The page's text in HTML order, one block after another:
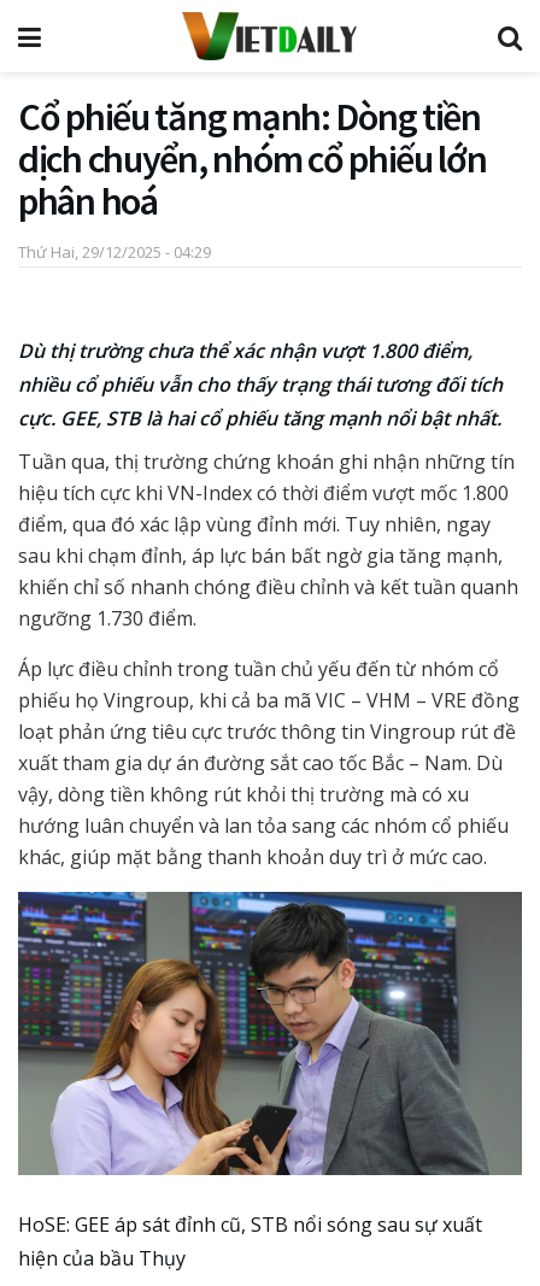
Cổ phiếu tăng mạnh: Dòng tiền
dịch chuyển, nhóm cổ phiếu lớn
phân hoá
Thứ Hai, 29/12/2025 - 04:29
Dù thị trường chưa thể xác nhận vượt 1.800 điểm,
nhiều cổ phiếu vẫn cho thấy trạng thái tương đối tích
cực. GEE, STB là hai cổ phiếu tăng mạnh nổi bật nhất.
Tuần qua, thị trường chứng khoán ghi nhận những tín
hiệu tích cực khi VN-Index có thời điểm vượt mốc 1.800
điểm, qua đó xác lập vùng đỉnh mới. Tuy nhiên, ngay
sau khi chạm đỉnh, áp lực bán bất ngờ gia tăng mạnh,
khiến chỉ số nhanh chóng điều chỉnh và kết tuần quanh
ngưỡng 1.730 điểm.
Áp lực điều chỉnh trong tuần chủ yếu đến từ nhóm cổ
phiếu họ Vingroup, khi cả ba mã VIC – VHM – VRE đồng
loạt phản ứng tiêu cực trước thông tin Vingroup rút đề
xuất tham gia dự án đường sắt cao tốc Bắc – Nam. Dù
vậy, dòng tiền không rút khỏi thị trường mà có xu
hướng luân chuyển và lan tỏa sang các nhóm cổ phiếu
khác, giúp mặt bằng thanh khoản duy trì ở mức cao.
HoSE: GEE áp sát đỉnh cũ, STB nổi sóng sau sự xuất
hiện của bầu Thụy